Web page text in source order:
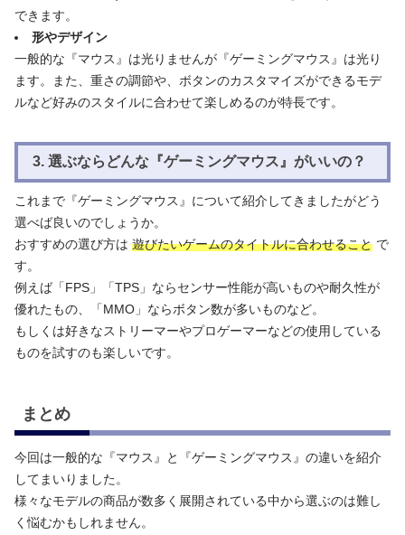
できます。
形やデザイン
一般的な『マウス』は光りませんが『ゲーミングマウス』は光り
ます。また、重さの調節や、ボタンのカスタマイズができるモデ
ルなど好みのスタイルに合わせて楽しめるのが特長です。
3. 選ぶならどんな『ゲーミングマウス』がいいの？
これまで『ゲーミングマウス』について紹介してきましたがどう
選べば良いのでしょうか。
おすすめの選び方は 遊びたいゲームのタイトルに合わせること で
す。
例えば「FPS」「TPS」ならセンサー性能が高いものや耐久性が
優れたもの、「MMO」ならボタン数が多いものなど。
もしくは好きなストリーマーやプロゲーマーなどの使用している
ものを試すのも楽しいです。
まとめ
今回は一般的な『マウス』と『ゲーミングマウス』の違いを紹介
してまいりました。
様々なモデルの商品が数多く展開されている中から選ぶのは難し
く悩むかもしれません。